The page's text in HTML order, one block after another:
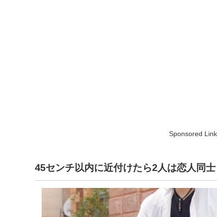
Sponsored
45センチ以内に近付けたら2人は恋人同